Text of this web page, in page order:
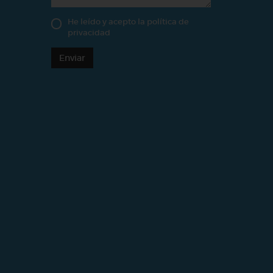
He leído y acepto la política de
privacidad
Enviar